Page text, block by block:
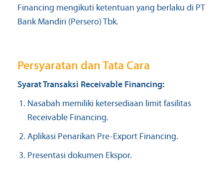
Financing mengikuti ketentuan yang berlaku di PT
Bank Mandiri (Persero) Tbk.
Persyaratan dan Tata Cara
Syarat Transaksi Receivable Financing:
Nasabah memiliki ketersediaan limit fasilitas
Receivable Financing.
Aplikasi Penarikan Pre-Export Financing.
Presentasi dokumen Ekspor.